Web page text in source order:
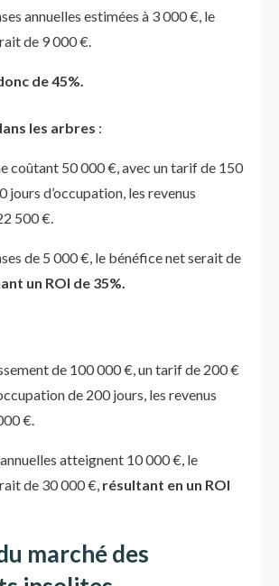
annuelles estimées à 3 000 €, le
de 9 000 €.
de 45%.
les arbres :
coûtant 50 000 €, avec un tarif de 150
jours d’occupation, les revenus
500 €.
de 5 000 €, le bénéfice net serait de
un ROI de 35%.
de 100 000 €, un tarif de 200 €
de 200 jours, les revenus
€.
atteignent 10 000 €, le
de 30 000 €, résultant en un ROI
marché des